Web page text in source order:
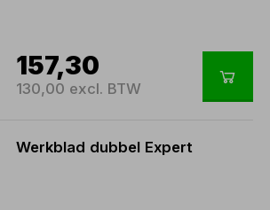
157,30
130,00 excl. BTW
Werkblad dubbel Expert